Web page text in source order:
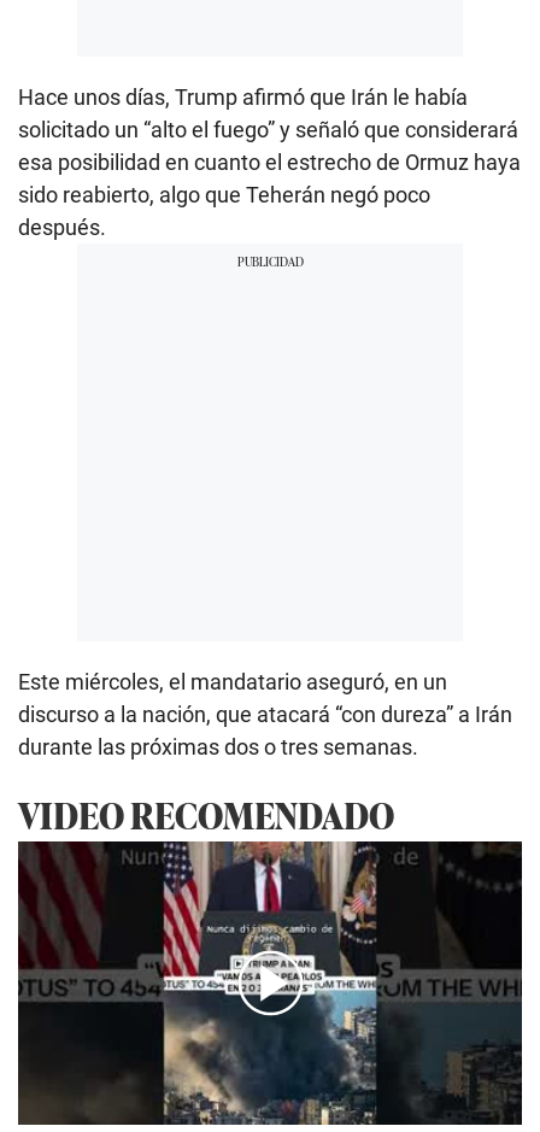
Hace unos días, Trump afirmó que Irán le había
solicitado un “alto el fuego” y señaló que considerará
esa posibilidad en cuanto el estrecho de Ormuz haya
sido reabierto, algo que Teherán negó poco
después.
Este miércoles, el mandatario aseguró, en un
discurso a la nación, que atacará “con dureza” a Irán
durante las próximas dos o tres semanas.
VIDEO RECOMENDADO
00:26